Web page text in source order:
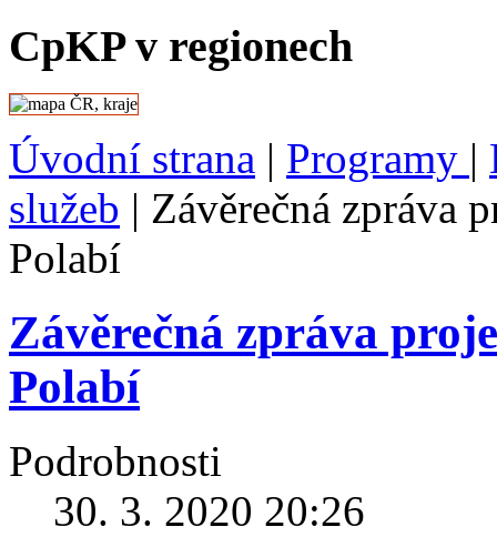
CpKP v regionech
Úvodní strana | Programy |
služeb | Závěrečná zpráva
Polabí
Závěrečná zpráva
Polabí
Podrobnosti
30. 3. 2020 20:26